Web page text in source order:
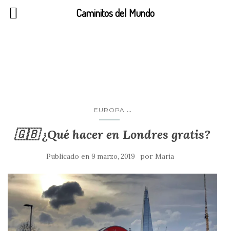
EUROPA ...
🇬🇧 ¿Qué hacer en Londres gratis?
Publicado en 9 marzo, 2019 por Maria
Caminitos del Mundo